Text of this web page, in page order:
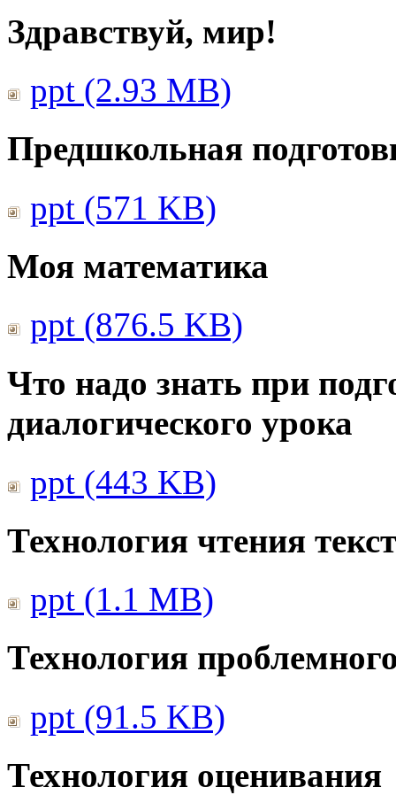
Здравствуй, мир!
ppt (2.93 MB)
Предшкольная
ppt (571 KB)
Моя математика
ppt (876.5 KB)
Что надо знать при
диалогического урока
ppt (443 KB)
Технология чтения
ppt (1.1 MB)
Технология
ppt (91.5 KB)
Технология оценивания